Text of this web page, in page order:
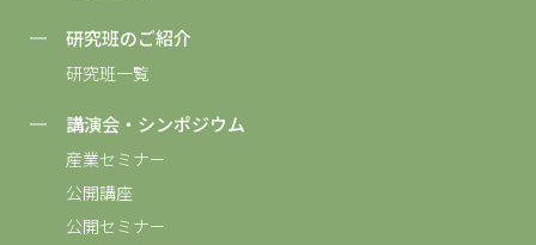
研究班のご紹介
研究班一覧
講演会・シンポジウム
産業セミナー
公開講座
公開セミナー